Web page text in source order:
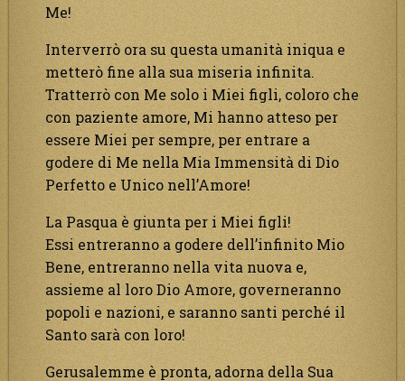
Me!
Interverrò ora su questa umanità iniqua e
metterò fine alla sua miseria infinita.
Tratterrò con Me solo i Miei figli, coloro che
con paziente amore, Mi hanno atteso per
essere Miei per sempre, per entrare a
godere di Me nella Mia Immensità di Dio
Perfetto e Unico nell’Amore!
La Pasqua è giunta per i Miei figli!
Essi entreranno a godere dell’infinito Mio
Bene, entreranno nella vita nuova e,
assieme al loro Dio Amore, governeranno
popoli e nazioni, e saranno santi perché il
Santo sarà con loro!
Gerusalemme è pronta, adorna della Sua